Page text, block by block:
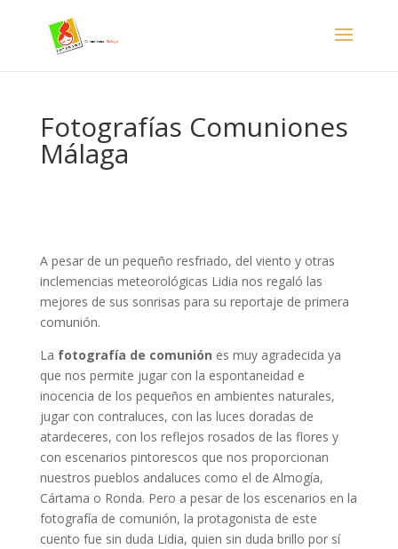
Fotografías Comuniones
Málaga
A pesar de un pequeño resfriado, del viento y otras
inclemencias meteorológicas Lidia nos regaló las
mejores de sus sonrisas para su reportaje de primera
comunión.
La fotografía de comunión es muy agradecida ya
que nos permite jugar con la espontaneidad e
inocencia de los pequeños en ambientes naturales,
jugar con contraluces, con las luces doradas de
atardeceres, con los reflejos rosados de las flores y
con escenarios pintorescos que nos proporcionan
nuestros pueblos andaluces como el de Almogía,
Cártama o Ronda. Pero a pesar de los escenarios en la
fotografía de comunión, la protagonista de este
cuento fue sin duda Lidia, quien sin duda brillo por sí